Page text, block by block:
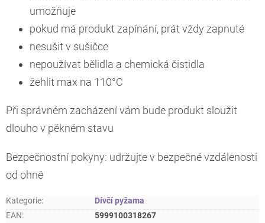
umožňuje
pokud má produkt zapínání, prát vždy zapnuté
nesušit v sušičce
nepoužívat bělidla a chemická čistidla
žehlit max na 110°C
Při správném zacházení vám bude produkt sloužit
dlouho v pěkném stavu
Bezpečnostní pokyny: udržujte v bezpečné vzdálenosti
od ohně
Kategorie:
Dívčí pyžama
EAN: 5999100318267